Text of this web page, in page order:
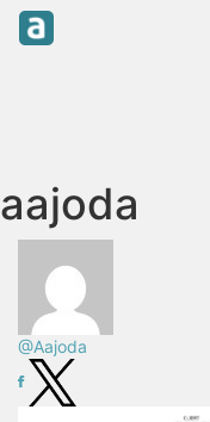
aajoda
@Aajoda